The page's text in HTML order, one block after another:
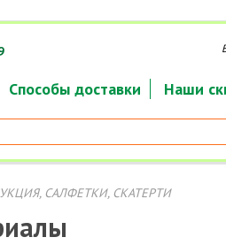
Способы доставки Наши
САЛФЕТКИ, СКАТЕРТИ